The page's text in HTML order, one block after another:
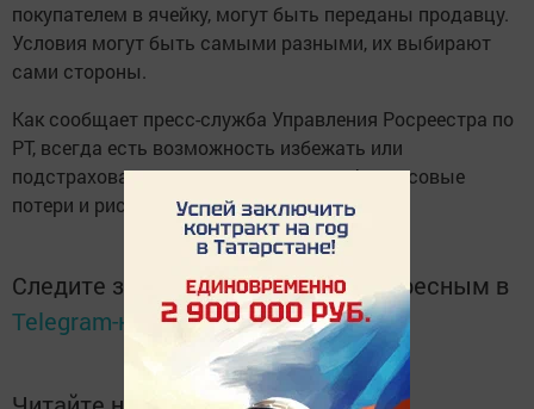
покупателем в ячейку, могут быть переданы продавцу.
Условия могут быть самыми разными, их выбирают
сами стороны.
Как сообщает пресс-служба Управления Росреестра по
РТ, всегда есть возможность избежать или
подстраховаться и минимизировать финансовые
потери и риски.
Следите за самым важным и интересным в
Telegram-каналеТатмедиа